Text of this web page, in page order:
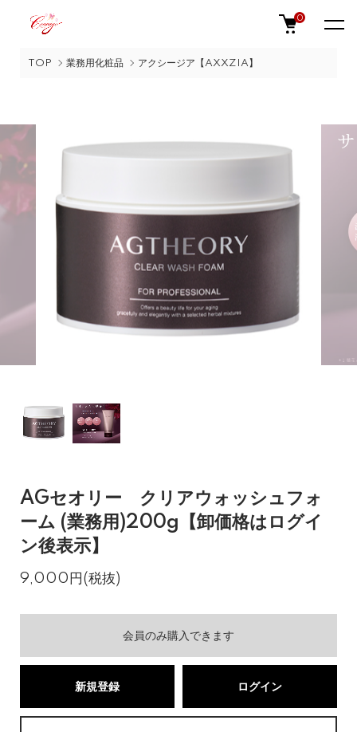
0
TOP 業務用化粧品 アクシージア【AXXZIA】
AGセオリー クリアウォッシュフォ
ーム (業務用)200g【卸価格はログイ
ン後表示】
9,000円(税抜)
会員のみ購入できます
新規登録 ログイン